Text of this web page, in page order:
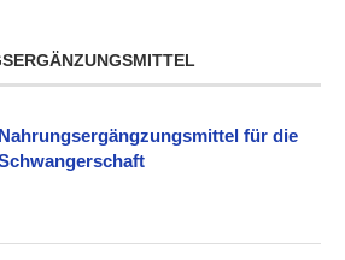
Nahrungsergängzungsmittel für die